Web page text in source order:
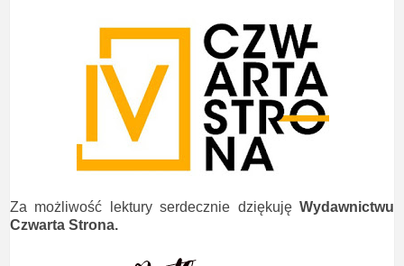
Za możliwość lektury serdecznie dziękujęWydawnictwu
Czwarta Strona.